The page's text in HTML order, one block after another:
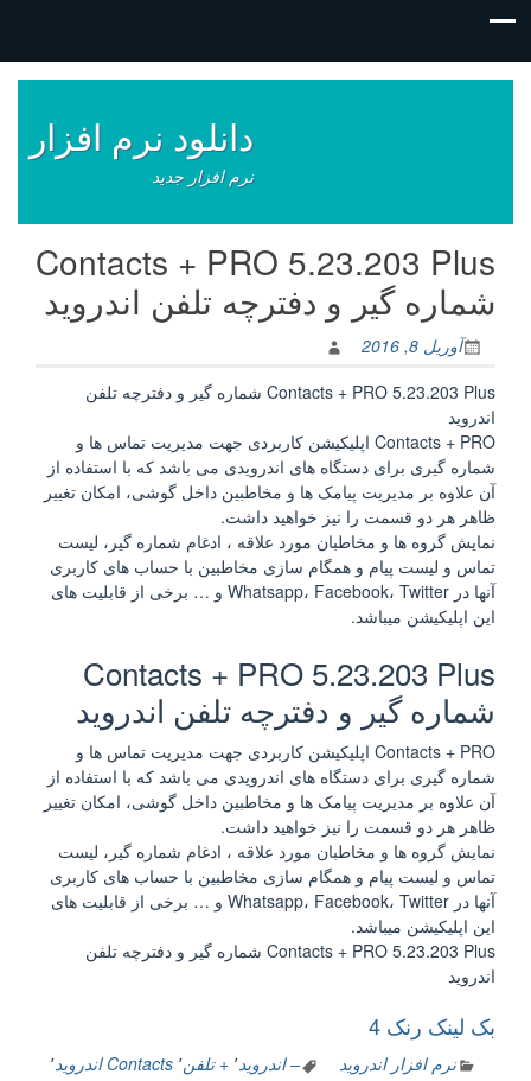
نوشته‌ها
دانلود نرم افزار
نرم افزار جدید
Contacts + PRO 5.23.203 Plus
شماره گیر و دفترچه تلفن اندروید
آوریل 8, 2016
Contacts + PRO 5.23.203 Plus شماره گیر و دفترچه تلفن
اندروید
Contacts + PRO اپلیکیشن کاربردی جهت مدیریت تماس ها و
شماره گیری برای دستگاه های اندرویدی می باشد که با استفاده از
آن علاوه بر مدیریت پیامک ها و مخاطبین داخل گوشی، امکان تغییر
ظاهر هر دو قسمت را نیز خواهید داشت.
نمایش گروه ها و مخاطبان مورد علاقه ، ادغام شماره گیر، لیست
تماس و لیست پیام و همگام سازی مخاطبین با حساب های کاربری
آنها در Whatsapp، Facebook، Twitter و … برخی از قابلیت های
این اپلیکیشن میباشد.
Contacts + PRO 5.23.203 Plus
شماره گیر و دفترچه تلفن اندروید
Contacts + PRO اپلیکیشن کاربردی جهت مدیریت تماس ها و
شماره گیری برای دستگاه های اندرویدی می باشد که با استفاده از
آن علاوه بر مدیریت پیامک ها و مخاطبین داخل گوشی، امکان تغییر
ظاهر هر دو قسمت را نیز خواهید داشت.
نمایش گروه ها و مخاطبان مورد علاقه ، ادغام شماره گیر، لیست
تماس و لیست پیام و همگام سازی مخاطبین با حساب های کاربری
آنها در Whatsapp، Facebook، Twitter و … برخی از قابلیت های
این اپلیکیشن میباشد.
Contacts + PRO 5.23.203 Plus شماره گیر و دفترچه تلفن
اندروید
بک لینک رنک 4
نرم افزار اندروید – اندروید٬ + تلفن٬ Contacts اندروید
٬